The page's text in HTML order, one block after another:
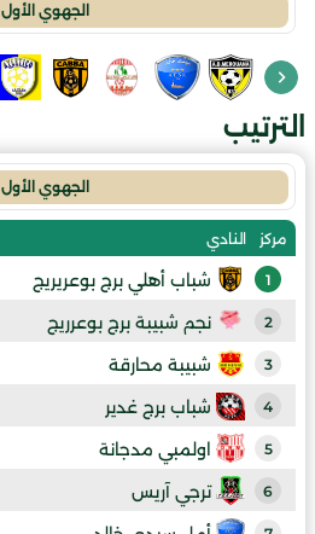
الجهوي الأول
الترتيب
الجهوي الأول
مركز النادي
1 شباب أهلي برج بوعريريج
2 نجم شبيبة برج بوعرريج
3 شبيبة محارقة
4 شباب برج غدير
5 اولمبي مدجانة
6 ترجي آريس